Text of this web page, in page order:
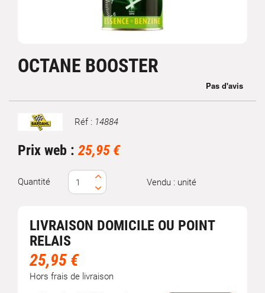
OCTANE BOOSTER
Marque Réf : 14884
Prix web : 25,95 €
Quantité Vendu : unité
LIVRAISON DOMICILE OU POINT
RELAIS
25,95 €
Hors frais de livraison